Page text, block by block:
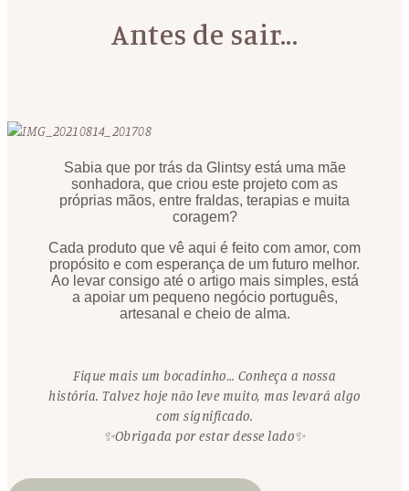
Antes de sair...
Sabia que por trás da Glintsy está uma mãe
sonhadora, que criou este projeto com as
próprias mãos, entre fraldas, terapias e muita
coragem?
Cada produto que vê aqui é feito com amor, com
propósito e com esperança de um futuro melhor.
Ao levar consigo até o artigo mais simples, está
a apoiar um pequeno negócio português,
artesanal e cheio de alma.
Fique mais um bocadinho… Conheça a nossa
história. Talvez hoje não leve muito, mas levará algo
com significado.
✨Obrigada por estar desse lado✨